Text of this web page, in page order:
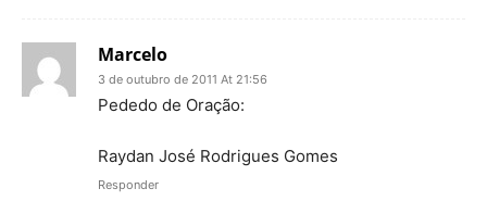
Marcelo
3 de outubro de 2011 At 21:56
Pededo de Oração:
Raydan José Rodrigues Gomes
Responder